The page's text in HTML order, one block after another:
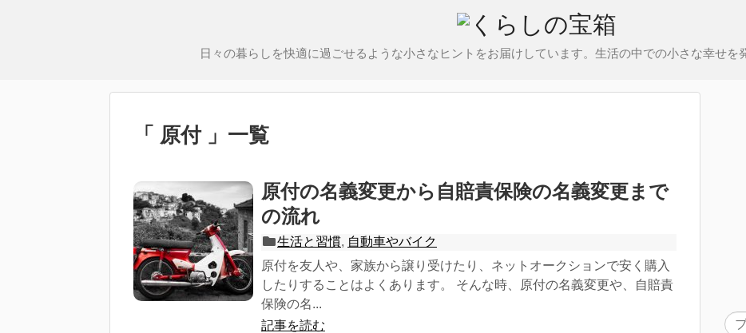
日々の暮らしを快適に過ごせるような小さなヒントをお届けしています。生活の中での小さな幸せを
「 原付 」一覧
原付の名義変更から自賠責保険の名義変更まで
の流れ
生活と習慣, 自動車やバイク
原付を友人や、家族から譲り受けたり、ネットオークションで安く購入
したりすることはよくあります。 そんな時、原付の名義変更や、自賠責
保険の名...
記事を読む